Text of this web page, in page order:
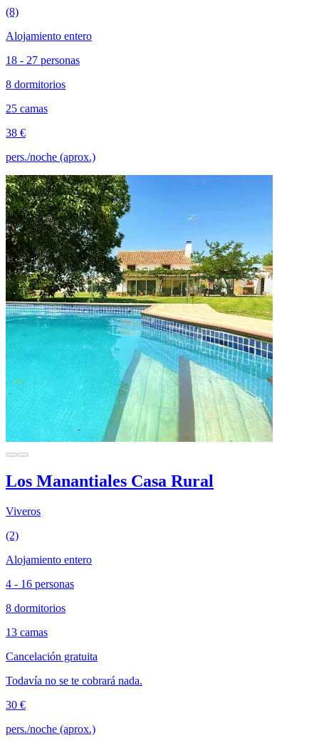
(8)
Alojamiento entero
18 - 27 personas
8 dormitorios
25 camas
38 €
pers./noche (aprox.)
Los Manantiales Casa Rural
Viveros
(2)
Alojamiento entero
4 - 16 personas
8 dormitorios
13 camas
Cancelación gratuita
Todavía no se te cobrará nada.
30 €
pers./noche (aprox.)